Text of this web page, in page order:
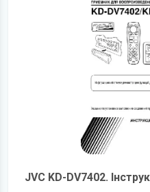
JVC KD-DV7402.